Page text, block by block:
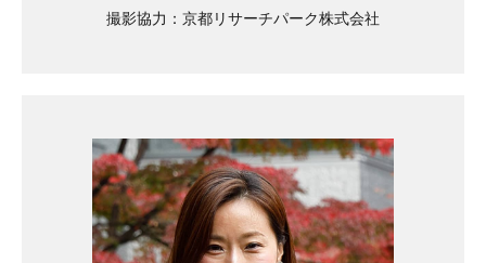
撮影協力：京都リサーチパーク株式会社